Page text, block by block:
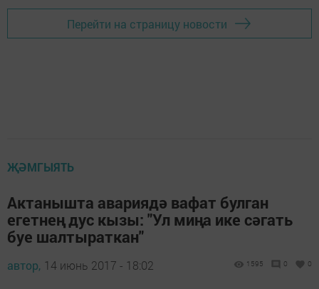
Перейти на страницу новости
ҖӘМГЫЯТЬ
Актанышта авариядә вафат булган
егетнең дус кызы: "Ул миңа ике сәгать
буе шалтыраткан"
автор, 14 июнь 2017 - 18:02 1595 0 0